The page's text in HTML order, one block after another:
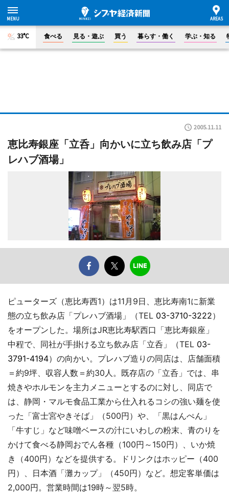
33°C 食べる 見る・遊ぶ 買う 暮らす・働く 学ぶ・知る
2005.11.11
恵比寿銀座「立呑」向かいに立ち飲み店「プ
レハブ酒場」
ピューターズ（恵比寿西1）は11月9日、恵比寿南1に新業
態の立ち飲み店「プレハブ酒場」（TEL 03-3710-3222）
をオープンした。場所はJR恵比寿駅西口「恵比寿銀座」
中程で、同社が手掛ける立ち飲み店「立呑」（TEL 03-
3791-4194）の向かい。プレハブ造りの同店は、店舗面積
＝約9坪、収容人数＝約30人。既存店の「立呑」では、串
焼きやホルモンを主力メニューとするのに対し、同店で
は、静岡・マルモ食品工業から仕入れるコシの強い麺を使
った「富士宮やきそば」（500円）や、「黒はんぺん」
「牛すじ」など味噌ベースの汁にいわしの粉末、青のりを
かけて食べる静岡おでん各種（100円～150円）、いか焼
き（400円）などを提供する。ドリンクはホッピー（400
円）、日本酒「灘カップ」（450円）など。想定客単価は
2,000円。営業時間は19時～翌5時。